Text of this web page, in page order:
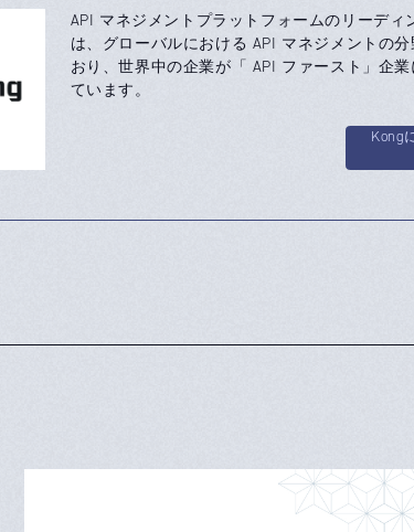
API マネジメントプラットフォームのリーディ
は、グローバルにおける API マネジメントの
おり、世界中の企業が「 API ファースト」企
ています。
Kong